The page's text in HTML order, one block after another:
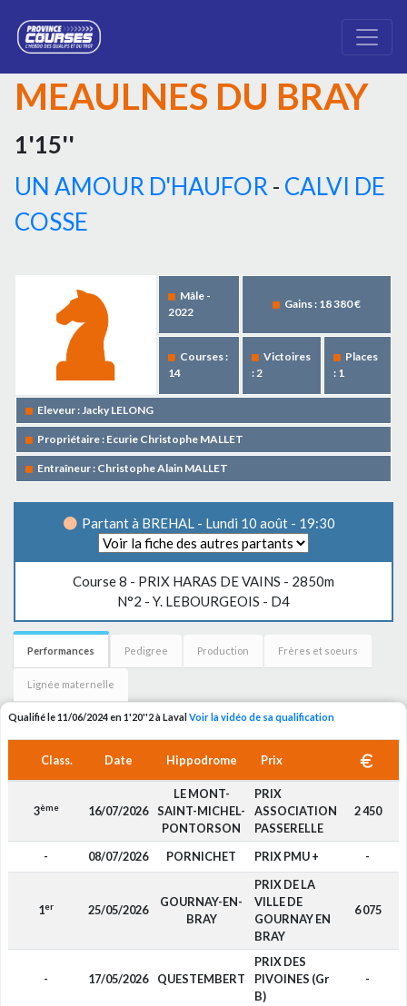
MEAULNES DU BRAY
1'15''
UN AMOUR D'HAUFOR - CALVI DE
COSSE
Mâle -
2022
Gains : 18 380 €
Courses :
14
Victoires
: 2
Places
: 1
Eleveur : Jacky LELONG
Propriétaire : Ecurie Christophe MALLET
Entraîneur : Christophe Alain MALLET
Partant à BREHAL - Lundi 10 août - 19:30
Course 8 - PRIX HARAS DE VAINS - 2850m
N°2 - Y. LEBOURGEOIS - D4
Performances Pedigree Production Frères et soeurs
Lignée maternelle
Qualifié le 11/06/2024 en 1'20''2 à LavalVoir la vidéo de sa qualification
Class. Date Hippodrome Prix
3ème 16/07/2026
LE MONT-
SAINT-MICHEL-
PONTORSON
PRIX
ASSOCIATION
PASSERELLE
2 450
- 08/07/2026 PORNICHET PRIX PMU + -
1er 25/05/2026
GOURNAY-EN-
BRAY
PRIX DE LA
VILLE DE
GOURNAY EN
BRAY
6 075
- 17/05/2026 QUESTEMBERT
PRIX DES
PIVOINES (Gr
B)
-